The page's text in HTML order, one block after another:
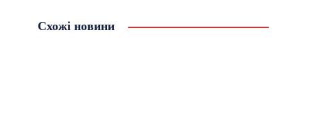
Схожі новини